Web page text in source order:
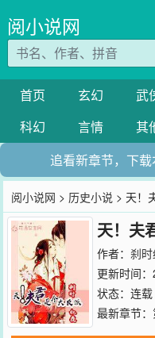
阅小说网
首页 玄幻 武
科幻
言情 其
追看新章节，下
阅小说网 > 历史小说 > 天！
天！夫
作者： 刹
更新时间
状态：连载
最新章节：